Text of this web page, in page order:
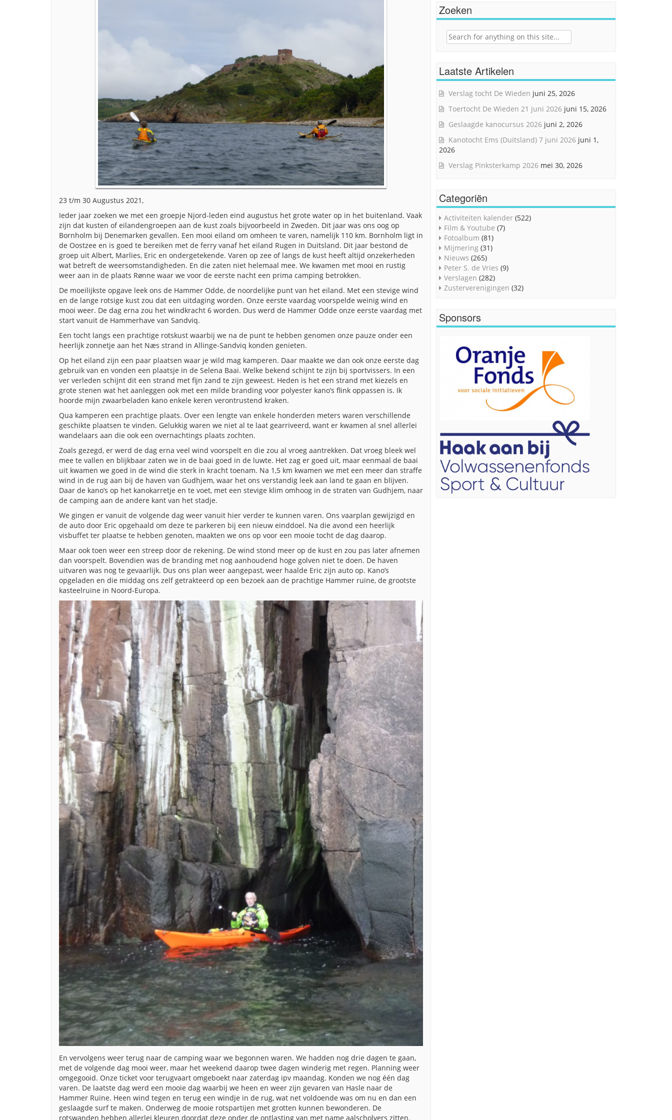
23 t/m 30 Augustus 2021,
Ieder jaar zoeken we met een groepje Njord-leden eind augustus het grote water op in het buitenland. Vaak
zijn dat kusten of eilandengroepen aan de kust zoals bijvoorbeeld in Zweden. Dit jaar was ons oog op
Bornholm bij Denemarken gevallen. Een mooi eiland om omheen te varen, namelijk 110 km. Bornholm ligt in
de Oostzee en is goed te bereiken met de ferry vanaf het eiland Rugen in Duitsland. Dit jaar bestond de
groep uit Albert, Marlies, Eric en ondergetekende. Varen op zee of langs de kust heeft altijd onzekerheden
wat betreft de weersomstandigheden. En die zaten niet helemaal mee. We kwamen met mooi en rustig
weer aan in de plaats Rønne waar we voor de eerste nacht een prima camping betrokken.
De moeilijkste opgave leek ons de Hammer Odde, de noordelijke punt van het eiland. Met een stevige wind
en de lange rotsige kust zou dat een uitdaging worden. Onze eerste vaardag voorspelde weinig wind en
mooi weer. De dag erna zou het windkracht 6 worden. Dus werd de Hammer Odde onze eerste vaardag met
start vanuit de Hammerhave van Sandviq.
Een tocht langs een prachtige rotskust waarbij we na de punt te hebben genomen onze pauze onder een
heerlijk zonnetje aan het Næs strand in Allinge-Sandviq konden genieten.
Op het eiland zijn een paar plaatsen waar je wild mag kamperen. Daar maakte we dan ook onze eerste dag
gebruik van en vonden een plaatsje in de Selena Baai. Welke bekend schijnt te zijn bij sportvissers. In een
ver verleden schijnt dit een strand met fijn zand te zijn geweest. Heden is het een strand met kiezels en
grote stenen wat het aanleggen ook met een milde branding voor polyester kano’s flink oppassen is. Ik
hoorde mijn zwaarbeladen kano enkele keren verontrustend kraken.
Qua kamperen een prachtige plaats. Over een lengte van enkele honderden meters waren verschillende
geschikte plaatsen te vinden. Gelukkig waren we niet al te laat gearriveerd, want er kwamen al snel allerlei
wandelaars aan die ook een overnachtings plaats zochten.
Zoals gezegd, er werd de dag erna veel wind voorspelt en die zou al vroeg aantrekken. Dat vroeg bleek wel
mee te vallen en blijkbaar zaten we in de baai goed in de luwte. Het zag er goed uit, maar eenmaal de baai
uit kwamen we goed in de wind die sterk in kracht toenam. Na 1,5 km kwamen we met een meer dan straffe
wind in de rug aan bij de haven van Gudhjem, waar het ons verstandig leek aan land te gaan en blijven.
Daar de kano’s op het kanokarretje en te voet, met een stevige klim omhoog in de straten van Gudhjem, naar
de camping aan de andere kant van het stadje.
We gingen er vanuit de volgende dag weer vanuit hier verder te kunnen varen. Ons vaarplan gewijzigd en
de auto door Eric opgehaald om deze te parkeren bij een nieuw einddoel. Na die avond een heerlijk
visbuffet ter plaatse te hebben genoten, maakten we ons op voor een mooie tocht de dag daarop.
Maar ook toen weer een streep door de rekening. De wind stond meer op de kust en zou pas later afnemen
dan voorspelt. Bovendien was de branding met nog aanhoudend hoge golven niet te doen. De haven
uitvaren was nog te gevaarlijk. Dus ons plan weer aangepast, weer haalde Eric zijn auto op. Kano’s
opgeladen en die middag ons zelf getrakteerd op een bezoek aan de prachtige Hammer ruïne, de grootste
kasteelruïne in Noord-Europa.
En vervolgens weer terug naar de camping waar we begonnen waren. We hadden nog drie dagen te gaan,
met de volgende dag mooi weer, maar het weekend daarop twee dagen winderig met regen. Planning weer
omgegooid. Onze ticket voor terugvaart omgeboekt naar zaterdag ipv maandag. Konden we nog één dag
varen. De laatste dag werd een mooie dag waarbij we heen en weer zijn gevaren van Hasle naar de
Hammer Ruïne. Heen wind tegen en terug een windje in de rug, wat net voldoende was om nu en dan een
geslaagde surf te maken. Onderweg de mooie rotspartijen met grotten kunnen bewonderen. De
rotswanden hebben allerlei kleuren doordat deze onder de ontlasting van met name aalscholvers zitten.
Zoeken
Search
Laatste Artikelen
Verslag tocht De Wieden juni 25, 2026
Toertocht De Wieden 21 juni 2026 juni 15, 2026
Geslaagde kanocursus 2026 juni 2, 2026
Kanotocht Ems (Duitsland) 7 juni 2026 juni 1,
2026
Verslag Pinksterkamp 2026 mei 30, 2026
Categoriën
Activiteiten kalender (522)
Film & Youtube (7)
Fotoalbum (81)
Mijmering (31)
Nieuws (265)
Peter S. de Vries (9)
Verslagen (282)
Zusterverenigingen (32)
Sponsors